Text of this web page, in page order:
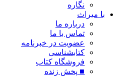
نگاره
با میراث
درباره ما
تماس با ما
عضویت در خبرنامه
کتابشناسی
فروشگاه کتاب
■ پخش زنده